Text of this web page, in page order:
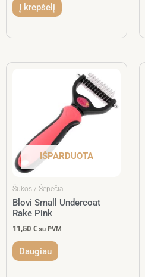
Į krepšelį
IŠPARDUOTA
Šukos / Šepečiai
Blovi Small Undercoat
Rake Pink
11,50 € su PVM
Daugiau